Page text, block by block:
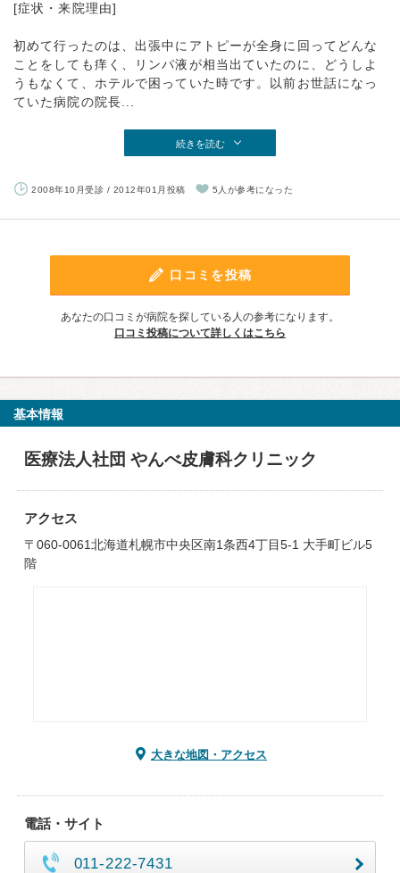
[症状・来院理由]
初めて行ったのは、出張中にアトピーが全身に回ってどんな
ことをしても痒く、リンパ液が相当出ていたのに、どうしよ
うもなくて、ホテルで困っていた時です。以前お世話になっ
ていた病院の院長...
続きを読む
2008年10月受診 / 2012年01月投稿 5人が参考になった
口コミを投稿
あなたの口コミが病院を探している人の参考になります。
口コミ投稿について詳しくはこちら
基本情報
医療法人社団 やんべ皮膚科クリニック
アクセス
〒060-0061北海道札幌市中央区南1条西4丁目5-1 大手町ビル5
階
大きな地図・アクセス
電話・サイト
011-222-7431